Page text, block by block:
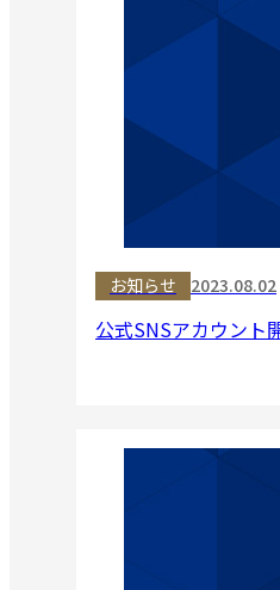
お知らせ 2023.08.02
公式SNSアカウント